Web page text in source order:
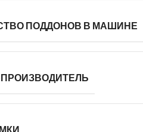
ПОДДОНОВ В МАШИНЕ